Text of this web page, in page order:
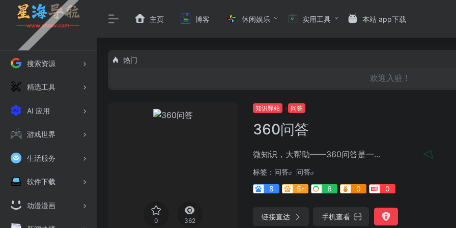
搜索资源
精选工具
AI 应用
游戏世界
生活服务
软件下载
动漫漫画
主页 博客 休闲娱乐 实用工具 本站 app下载
热门
欢迎入驻！
0 362
知识驿站 问答
360问答
微知识，大帮助——360问答是一...
标签： 问答
问答
8
5- 6 0 0
链接直达 手机查看